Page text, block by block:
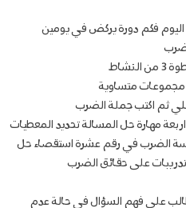
ثم اكتب جملة الضرب
مهارة حل المسالة تحديد المعطيات
الضرب في رقم عشرة استقصاء حل
على حقائق الضرب
على فهم السؤال في حالة عدم